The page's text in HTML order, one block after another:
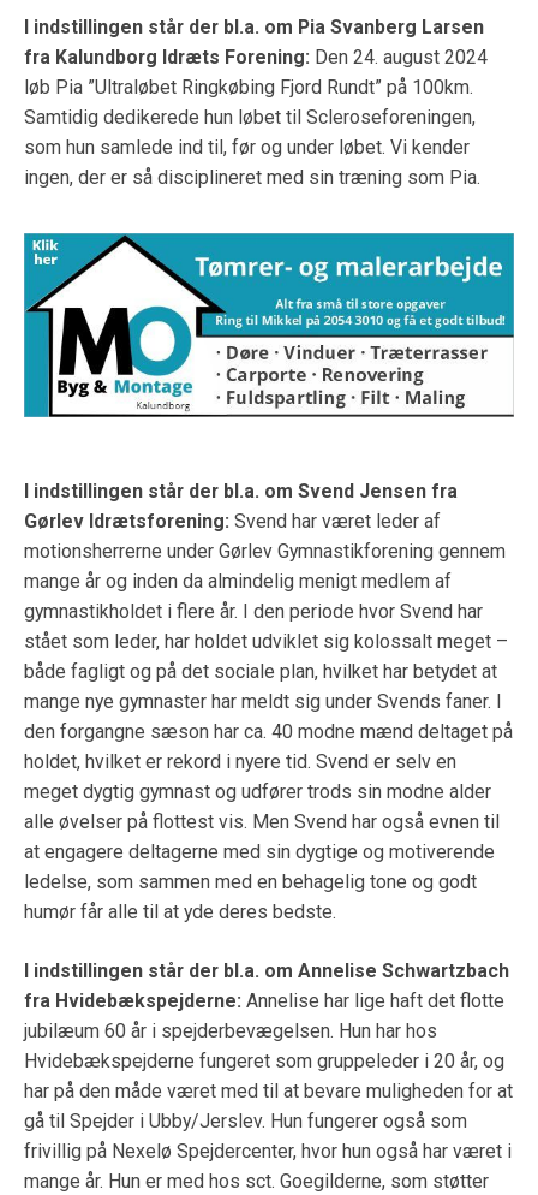
I indstillingen står der bl.a. om Pia Svanberg Larsen
fra Kalundborg Idræts Forening: Den 24. august 2024
løb Pia ”Ultraløbet Ringkøbing Fjord Rundt” på 100km.
Samtidig dedikerede hun løbet til Scleroseforeningen,
som hun samlede ind til, før og under løbet. Vi kender
ingen, der er så disciplineret med sin træning som Pia.
I indstillingen står der bl.a. om Svend Jensen fra
Gørlev Idrætsforening: Svend har været leder af
motionsherrerne under Gørlev Gymnastikforening gennem
mange år og inden da almindelig menigt medlem af
gymnastikholdet i flere år. I den periode hvor Svend har
stået som leder, har holdet udviklet sig kolossalt meget –
både fagligt og på det sociale plan, hvilket har betydet at
mange nye gymnaster har meldt sig under Svends faner. I
den forgangne sæson har ca. 40 modne mænd deltaget på
holdet, hvilket er rekord i nyere tid. Svend er selv en
meget dygtig gymnast og udfører trods sin modne alder
alle øvelser på flottest vis. Men Svend har også evnen til
at engagere deltagerne med sin dygtige og motiverende
ledelse, som sammen med en behagelig tone og godt
humør får alle til at yde deres bedste.
I indstillingen står der bl.a. om Annelise Schwartzbach
fra Hvidebækspejderne: Annelise har lige haft det flotte
jubilæum 60 år i spejderbevægelsen. Hun har hos
Hvidebækspejderne fungeret som gruppeleder i 20 år, og
har på den måde været med til at bevare muligheden for at
gå til Spejder i Ubby/Jerslev. Hun fungerer også som
frivillig på Nexelø Spejdercenter, hvor hun også har været i
mange år. Hun er med hos sct. Goegilderne, som støtter